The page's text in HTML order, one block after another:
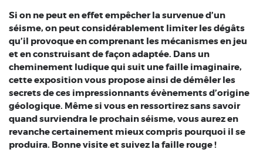
Si on ne peut en effet empêcher la survenue d’un
séisme, on peut considérablement limiter les dégâts
qu’il provoque en comprenant les mécanismes en jeu
et en construisant de façon adaptée. Dans un
cheminement ludique qui suit une faille imaginaire,
cette exposition vous propose ainsi de démêler les
secrets de ces impressionnants évènements d’origine
géologique. Même si vous en ressortirez sans savoir
quand surviendra le prochain séisme, vous aurez en
revanche certainement mieux compris pourquoi il se
produira. Bonne visite et suivez la faille rouge !